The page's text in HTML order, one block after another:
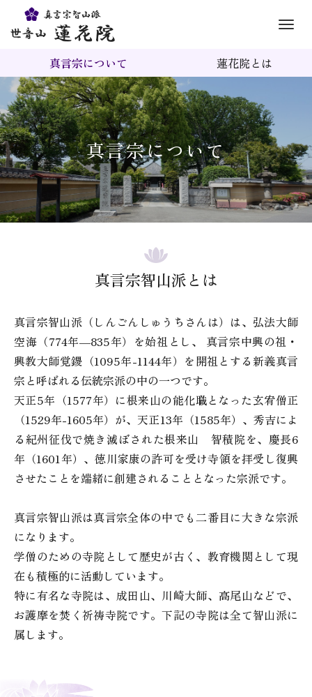
M
真言宗について 蓮花院とは
真言宗について
真言宗智山派とは
真言宗智山派（しんごんしゅうちさんは）は、弘法大師
空海（774年―835年）を始祖とし、 真言宗中興の祖・
興教大師覚鑁（1095年-1144年）を開祖とする新義真言
宗と呼ばれる伝統宗派の中の一つです。
天正5年（1577年）に根来山の能化職となった玄宥僧正
（1529年-1605年）が、天正13年（1585年）、秀吉によ
る紀州征伐で焼き滅ぼされた根来山 智積院を、慶長6
年（1601年）、徳川家康の許可を受け寺領を拝受し復興
させたことを端緒に創建されることとなった宗派です。
真言宗智山派は真言宗全体の中でも二番目に大きな宗派
になります。
学僧のための寺院として歴史が古く、教育機関として現
在も積極的に活動しています。
特に有名な寺院は、成田山、川崎大師、高尾山などで、
お護摩を焚く祈祷寺院です。下記の寺院は全て智山派に
属します。